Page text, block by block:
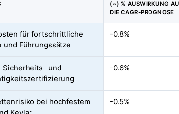
(~) % AUSWIRKUNG
DIE CAGR-PROGNOSE
für fortschrittliche
und Führungssätze
-0.8%
Sicherheits- und
-0.6%
bei hochfestem
-0.5%